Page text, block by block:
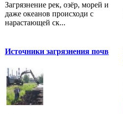
Загрязнение рек, озёр, морей и
даже океанов происходи с
нарастающей ск...
Источники загрязнения почв